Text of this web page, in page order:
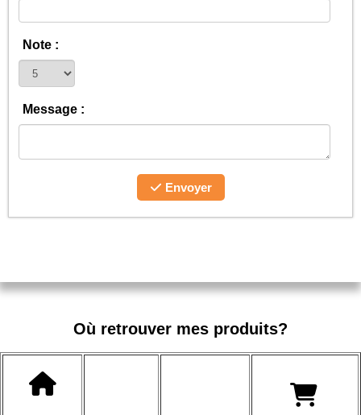
Note :
Message :
Envoyer
Où retrouver mes produits?
 